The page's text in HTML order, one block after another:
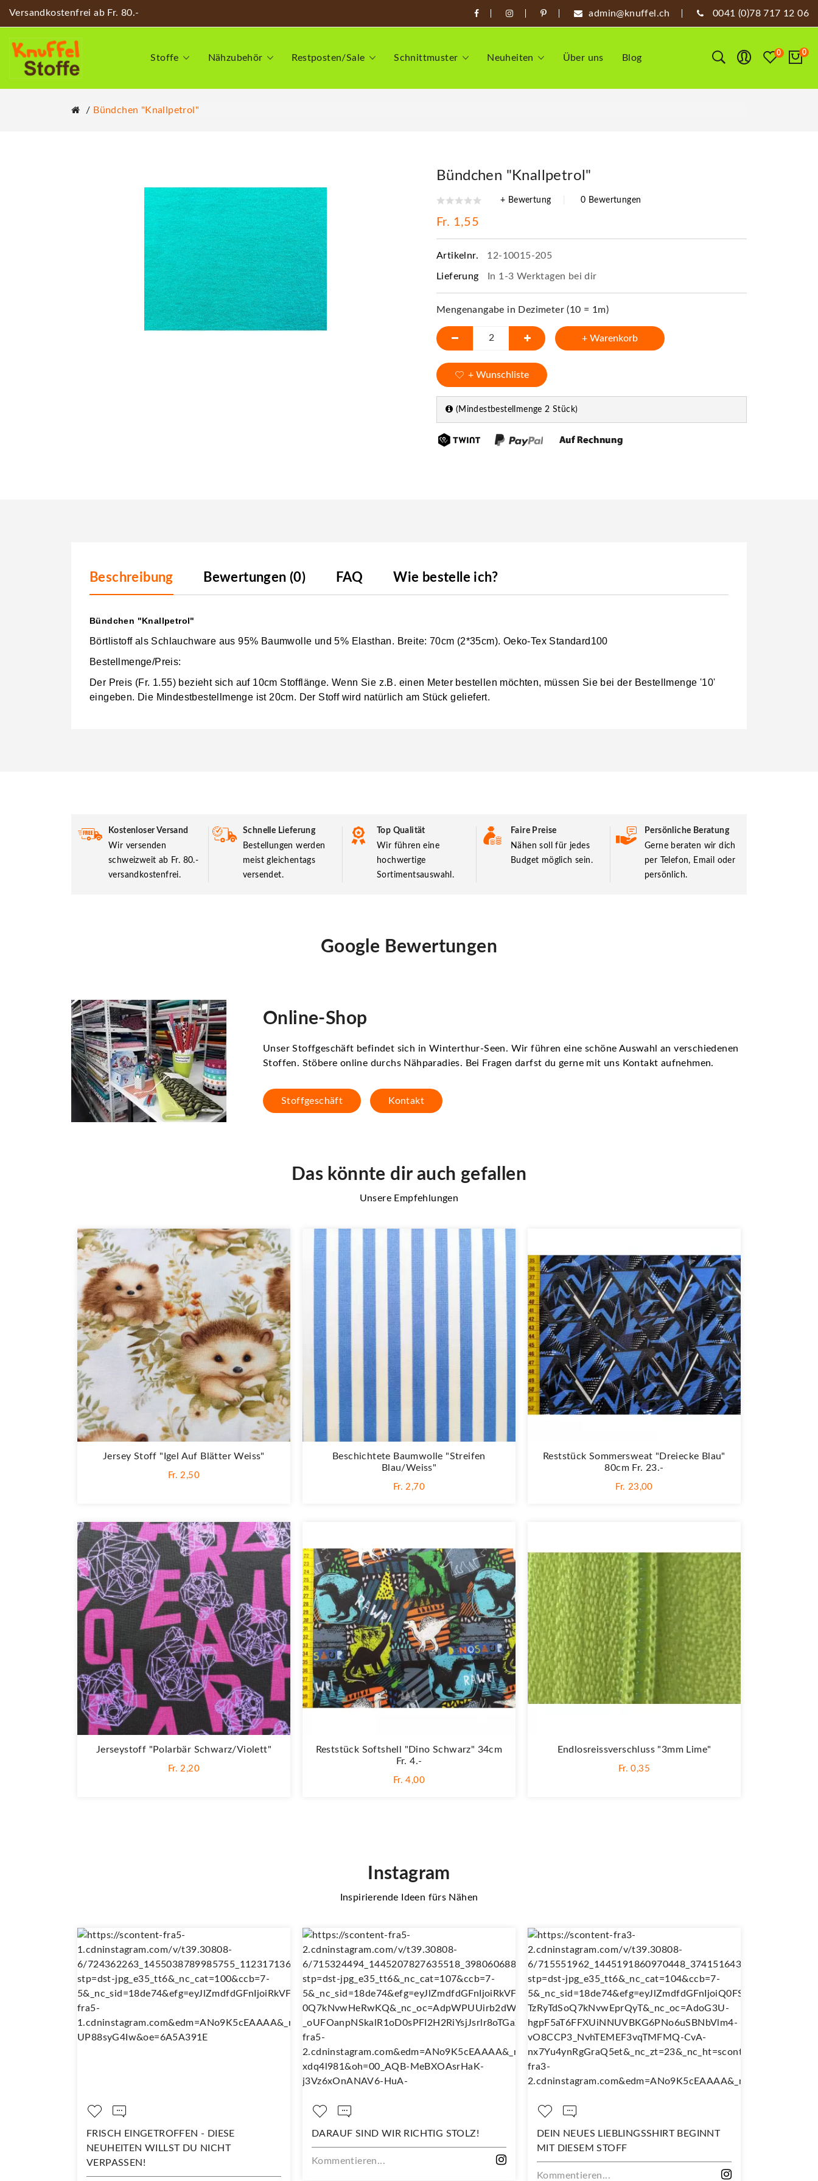
Versandkostenfrei ab Fr. 80.- admin@knuffel.ch 0041 (0)78 717 12 06
Stoffe Nähzubehör Restposten/Sale Schnittmuster Neuheiten Über uns Blog 0 0
Bündchen "Knallpetrol"
Bündchen "Knallpetrol"
+ Bewertung 0 Bewertungen
Fr. 1,55
Artikelnr. 12-10015-205
Lieferung In 1-3 Werktagen bei dir
Mengenangabe in Dezimeter (10 = 1m)
+ Warenkorb
+ Wunschliste
(Mindestbestellmenge 2 Stück)
Beschreibung Bewertungen (0) FAQ Wie bestelle ich?
Bündchen "Knallpetrol"
Börtlistoff als Schlauchware aus 95% Baumwolle und 5% Elasthan. Breite: 70cm (2*35cm). Oeko-Tex Standard100
Bestellmenge/Preis:
Der Preis (Fr. 1.55) bezieht sich auf 10cm Stofflänge. Wenn Sie z.B. einen Meter bestellen möchten, müssen Sie bei der Bestellmenge '10'
eingeben. Die Mindestbestellmenge ist 20cm. Der Stoff wird natürlich am Stück geliefert.
Kostenloser Versand
Wir versenden
schweizweit ab Fr. 80.-
versandkostenfrei.
Schnelle Lieferung
Bestellungen werden
meist gleichentags
versendet.
Top Qualität
Wir führen eine
hochwertige
Sortimentsauswahl.
Faire Preise
Nähen soll für jedes
Budget möglich sein.
Persönliche Beratung
Gerne beraten wir dich
per Telefon, Email oder
persönlich.
Google Bewertungen
Online-Shop
Unser Stoffgeschäft befindet sich in Winterthur-Seen. Wir führen eine schöne Auswahl an verschiedenen
Stoffen. Stöbere online durchs Nähparadies. Bei Fragen darfst du gerne mit uns Kontakt aufnehmen.
Stoffgeschäft Kontakt
Das könnte dir auch gefallen
Unsere Empfehlungen
Jersey Stoff "Igel Auf Blätter Weiss"
Fr. 2,50
Jerseystoff "Polarbär Schwarz/violett"
Fr. 2,20
Beschichtete Baumwolle "Streifen
Blau/weiss"
Fr. 2,70
Reststück Softshell "Dino Schwarz" 34cm
Fr. 4.-
Fr. 4,00
Reststück Sommersweat "Dreiecke Blau"
80cm Fr. 23.-
Fr. 23,00
Endlosreissverschluss "3mm Lime"
Fr. 0,35
Instagram
Inspirierende Ideen fürs Nähen
FRISCH EINGETROFFEN - DIESE
NEUHEITEN WILLST DU NICHT
DARAUF SIND WIR RICHTIG STOLZ!
DEIN NEUES LIEBLINGSSHIRT BEGINNT
MIT DIESEM STOFF
NÄH DIR DEINEN EIGENEN
Kommentieren...